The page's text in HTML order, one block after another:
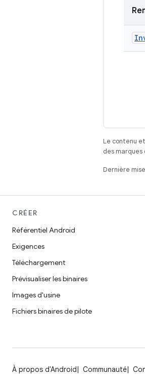
Le contenu
des
Dernière
CRÉER
Référentiel Android
Exigences
Téléchargement
Prévisualiser les binaires
Images d'usine
Fichiers binaires de pilote
À propos d'Android Communauté